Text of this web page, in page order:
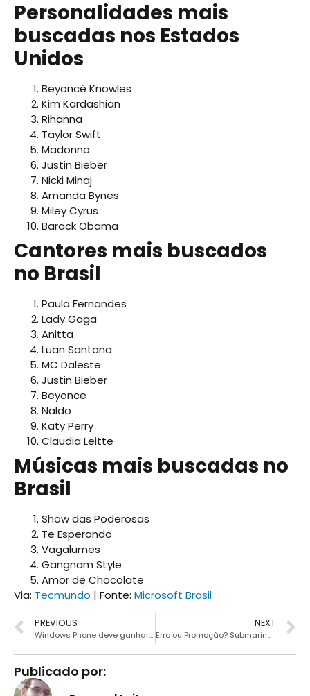
Personalidades mais
buscadas nos Estados
Unidos
Beyoncé Knowles
Kim Kardashian
Rihanna
Taylor Swift
Madonna
Justin Bieber
Nicki Minaj
Amanda Bynes
Miley Cyrus
Barack Obama
Cantores mais buscados
no Brasil
Paula Fernandes
Lady Gaga
Anitta
Luan Santana
MC Daleste
Justin Bieber
Beyonce
Naldo
Katy Perry
Claudia Leitte
Músicas mais buscadas no
Brasil
Show das Poderosas
Te Esperando
Vagalumes
Gangnam Style
Amor de Chocolate
Via: Tecmundo | Fonte: Microsoft Brasil
PREVIOUS
Windows Phone deve ganhar gesto para fechar apps
NEXT
Erro ou Promoção? Submarino vende Xbox One por R$1319,91
Publicado por: